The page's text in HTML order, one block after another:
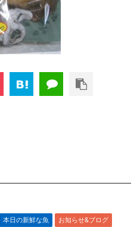
本日の新鮮な魚 お知らせ&ブログ